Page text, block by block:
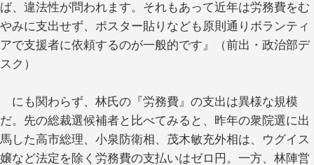
ば、違法性が問われます。それもあって近年は労務費をむ
やみに支出せず、ポスター貼りなども原則通りボランティ
アで支援者に依頼するのが一般的です』（前出・政治部デ
スク）
にも関わらず、林氏の『労務費』の支出は異様な規模
だ。先の総裁選候補者と比べてみると、昨年の衆院選に出
馬した高市総理、小泉防衛相、茂木敏充外相は、ウグイス
嬢など法定を除く労務費の支払いはゼロ円。一方、林陣営